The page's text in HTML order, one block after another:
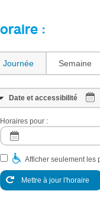
:
Journée Semaine
Date et accessibilité
Horaires pour :
Afficher seulement les
Mettre à jour l'horaire